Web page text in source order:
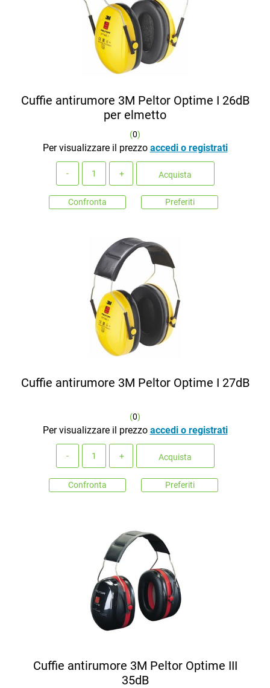
Cuffie antirumore 3M Peltor Optime I 26dB
per elmetto
(0)
Per visualizzare il prezzo accedi o registrati
Acquista
Confronta Preferiti
Cuffie antirumore 3M Peltor Optime I 27dB
(0)
Per visualizzare il prezzo accedi o registrati
Acquista
Confronta Preferiti
Cuffie antirumore 3M Peltor Optime III
35dB